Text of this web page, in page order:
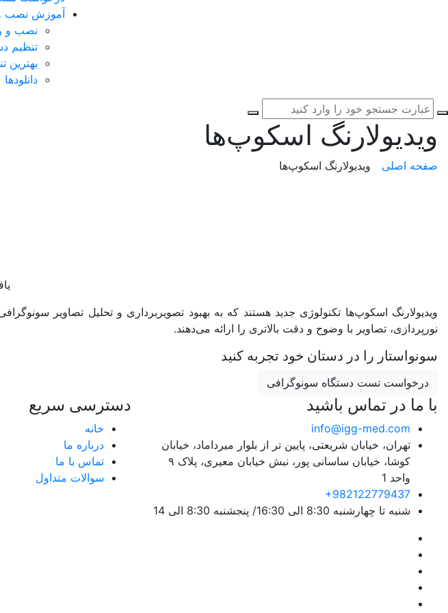
آموزش نصب و
نصب و
تنظیم
بهترین
دانلودها
ویدیولارنگ اسکوپ‌ها
صفحه اصلی ویدیولارنگ اسکوپ‌ها
ویدیولارنگ اسکوپ‌ها تکنولوژی جدید هستند که به بهبود تصویربرداری و تحلیل تصاویر
نورپردازی، تصاویر با وضوح و دقت بالاتری را ارائه می‌دهند.
سونواستار را در دستان خود تجربه کنید
درخواست تست دستگاه سونوگرافی
با ما در تماس باشید
info@igg-med.com
تهران، خیابان شریعتی، پایین تر از بلوار میرداماد، خیابان
کوشا، خیابان ساسانی پور، نبش خیابان معیری، پلاک ۹
واحد 1
+982122779437
شنبه تا چهارشنبه 8:30 الی 16:30/ پنجشنبه 8:30 الی 14
دسترسی سریع
خانه
درباره ما
تماس با ما
سوالات متداول